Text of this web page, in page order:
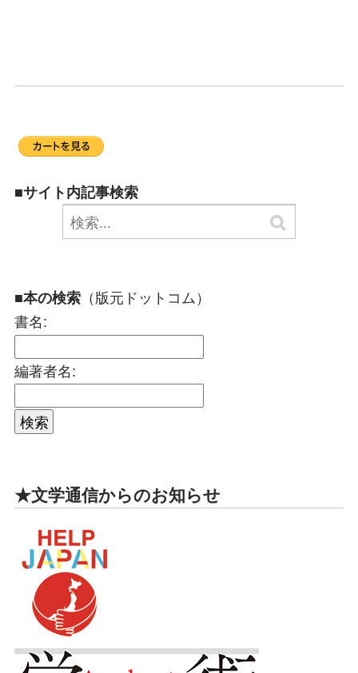
■サイト内記事検索
■本の検索 （版元ドットコム）
書名:
編著者名:
★文学通信からのお知らせ